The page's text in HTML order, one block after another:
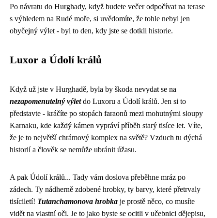
Po návratu do Hurghady, když budete večer odpočívat na terase
s výhledem na Rudé moře, si uvědomíte, že tohle nebyl jen
obyčejný výlet - byl to den, kdy jste se dotkli historie.
Luxor a Údolí králů
Když už jste v Hurghadě, byla by škoda nevydat se na
nezapomenutelný výletdo Luxoru a Údolí králů. Jen si to
představte - kráčíte po stopách faraonů mezi mohutnými sloupy
Karnaku, kde každý kámen vypráví příběh starý tisíce let. Víte,
že je to největší chrámový komplex na světě? Vzduch tu dýchá
historií a člověk se nemůže ubránit úžasu.
A pak Údolí králů... Tady vám doslova přeběhne mráz po
zádech. Ty nádherně zdobené hrobky, ty barvy, které přetrvaly
tisíciletí! Tutanchamonova hrobka je prostě něco, co musíte
vidět na vlastní oči. Je to jako byste se ocitli v učebnici dějepisu,